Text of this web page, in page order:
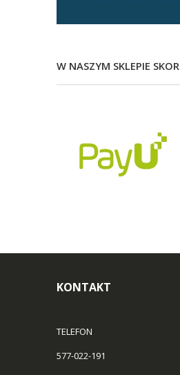
W NASZYM SKLEPIE
KONTAKT
TELEFON
577-022-191